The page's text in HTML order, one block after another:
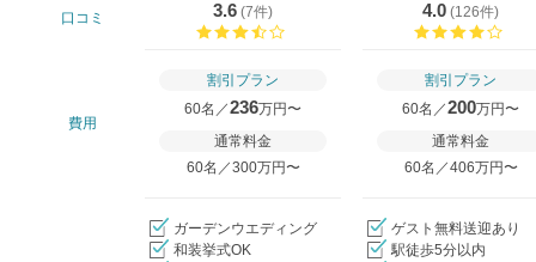
口コミ 3.6 (7件)
4.0 (126件)
費用
割引プラン
60名／236万円〜
通常料金
60名／300万円〜
割引プラン
60名／200万円〜
通常料金
60名／406万円〜
ガーデンウエディング
和装挙式OK
ゲスト無料送迎あり
駅徒歩5分以内